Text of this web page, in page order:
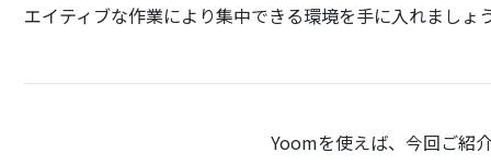
エイティブな作業により集中できる環境を手に入れましょ
Yoomを使えば、今回ご紹